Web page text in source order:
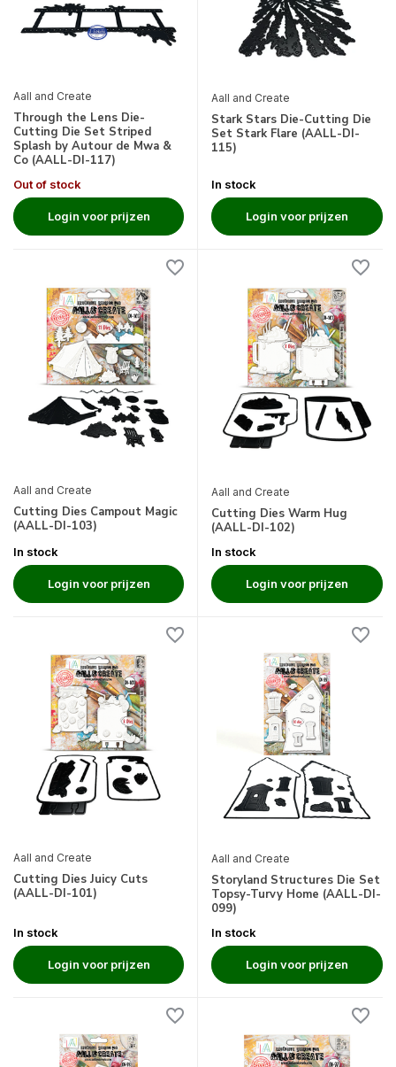
Aall and Create
Through the Lens Die-
Cutting Die Set Striped
Splash by Autour de Mwa &
Co (AALL-DI-117)
Out of stock
Login voor prijzen
Aall and Create
Stark Stars Die-Cutting Die
Set Stark Flare (AALL-DI-
115)
In stock
Login voor prijzen
Aall and Create
Cutting Dies Campout Magic
(AALL-DI-103)
In stock
Login voor prijzen
Aall and Create
Cutting Dies Warm Hug
(AALL-DI-102)
In stock
Login voor prijzen
Aall and Create
Cutting Dies Juicy Cuts
(AALL-DI-101)
In stock
Login voor prijzen
Aall and Create
Storyland Structures Die Set
Topsy-Turvy Home (AALL-DI-
099)
In stock
Login voor prijzen